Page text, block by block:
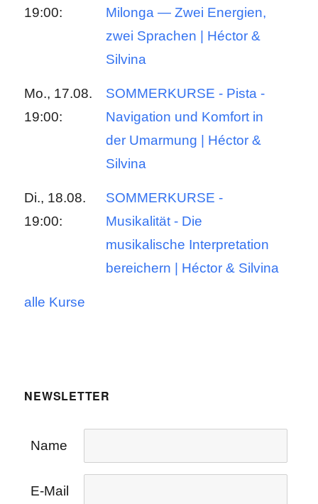
19:00:
Milonga — Zwei Energien,
zwei Sprachen | Héctor &
Silvina
Mo., 17.08.
19:00:
SOMMERKURSE - Pista -
Navigation und Komfort in
der Umarmung | Héctor &
Silvina
Di., 18.08.
19:00:
SOMMERKURSE -
Musikalität - Die
musikalische Interpretation
bereichern | Héctor & Silvina
alle Kurse
NEWSLETTER
Name
E-Mail